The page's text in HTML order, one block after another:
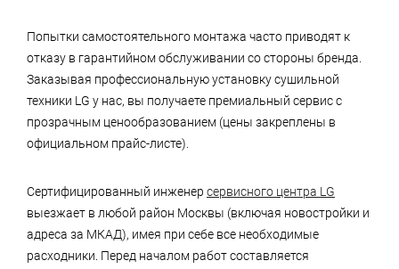
Попытки самостоятельного монтажа часто приводят к
отказу в гарантийном обслуживании со стороны бренда.
Заказывая профессиональную установку сушильной
техники LG у нас, вы получаете премиальный сервис с
прозрачным ценообразованием (цены закреплены в
официальном прайс-листе).
Сертифицированный инженер сервисного центра LG
выезжает в любой район Москвы (включая новостройки и
адреса за МКАД), имея при себе все необходимые
расходники. Перед началом работ составляется